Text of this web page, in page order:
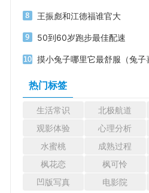
王振彪和江德福谁官大
50到60岁跑步最佳配速
热门标签
生活常识 北极航道
观影体验
心理分析
水蜜桃
成熟过程
枫花恋
枫可怜
凹版写真
电影院